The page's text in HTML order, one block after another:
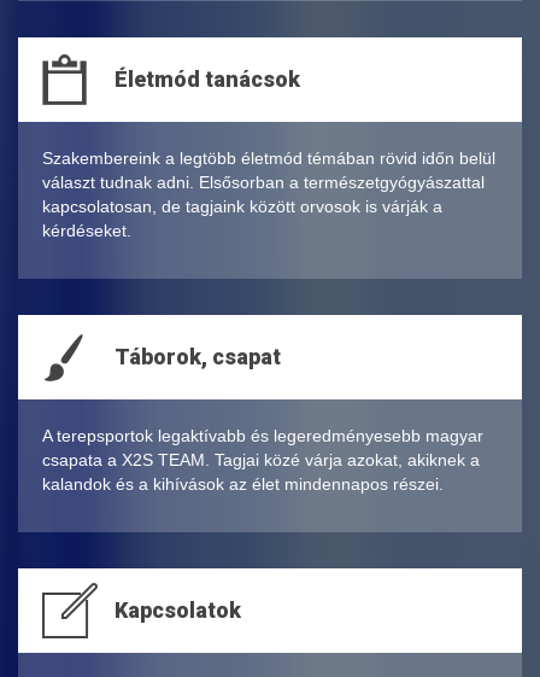
Életmód tanácsok
Szakembereink a legtöbb életmód témában rövid időn belül
választ tudnak adni. Elsősorban a természetgyógyászattal
kapcsolatosan, de tagjaink között orvosok is várják a
kérdéseket.
Táborok, csapat
A terepsportok legaktívabb és legeredményesebb magyar
csapata a X2S TEAM. Tagjai közé várja azokat, akiknek a
kalandok és a kihívások az élet mindennapos részei.
Kapcsolatok